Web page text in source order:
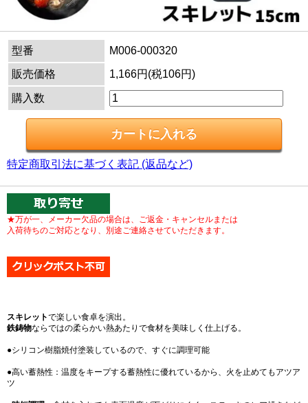
型番
M006-000320
販売価格
1,166円(税106円)
購入数
特定商取引法に基づく表記 (返品など)
★万が一、メーカー欠品の場合は、ご返金・キャンセルまたは
入荷待ちのご対応となり、別途ご連絡させていただきます。
スキレットで楽しい食卓を演出。
鉄鋳物ならではの柔らかい熱あたりで食材を美味しく仕上げる。
●シリコン樹脂焼付塗装しているので、すぐに調理可能
●高い蓄熱性：温度をキープする蓄熱性に優れているから、火を止めてもアツア
ツ